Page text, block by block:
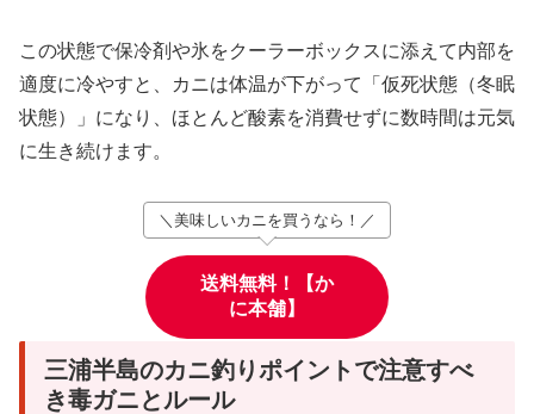
この状態で保冷剤や氷をクーラーボックスに添えて内部を
適度に冷やすと、カニは体温が下がって「仮死状態（冬眠
状態）」になり、ほとんど酸素を消費せずに数時間は元気
に生き続けます。
＼美味しいカニを買うなら！／
送料無料！【か
に本舗】
三浦半島のカニ釣りポイントで注意すべ
き毒ガニとルール